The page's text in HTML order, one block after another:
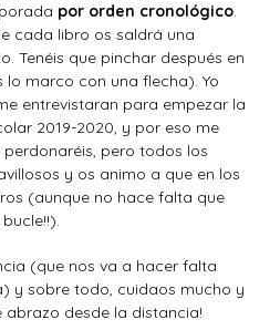
por orden cronológico.
cada libro os saldrá una
Tenéis que pinchar después en
lo marco con una flecha). Yo
entrevistaran para empezar la
2019-2020, y por eso me
pero todos los
y os animo a que en los
(aunque no hace falta que
(que nos va a hacer falta
y sobre todo, cuidaos mucho y
abrazo desde la distancia!